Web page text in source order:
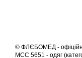
© ФЛЄБОМЕД -
MCC 5651 - одяг